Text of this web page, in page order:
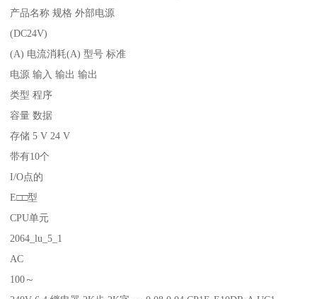
产品名称 规格 外部电源
(DC24V)
(A) 电流消耗(A) 型号 标准
电源 输入 输出 输出
类型 程序
容量 数据
存储 5 V 24 V
带有10个
I/O点的
E□□型
CPU单元
2064_lu_5_1
AC
100～